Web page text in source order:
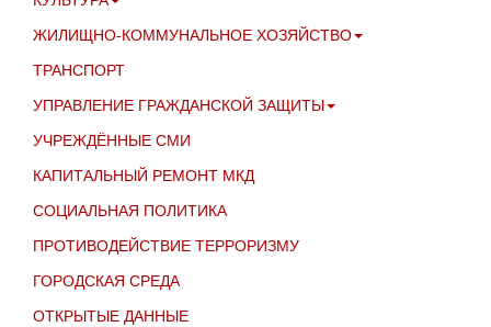
ЖИЛИЩНО-КОММУНАЛЬНОЕ ХОЗЯЙСТВО
ТРАНСПОРТ
УПРАВЛЕНИЕ ГРАЖДАНСКОЙ ЗАЩИТЫ
УЧРЕЖДЁННЫЕ СМИ
КАПИТАЛЬНЫЙ РЕМОНТ МКД
СОЦИАЛЬНАЯ ПОЛИТИКА
ПРОТИВОДЕЙСТВИЕ ТЕРРОРИЗМУ
ГОРОДСКАЯ СРЕДА
ОТКРЫТЫЕ ДАННЫЕ